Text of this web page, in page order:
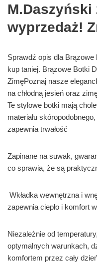
M.Daszyński
wyprzedaż!
Sprawdź opis dla
kup taniej. Brązowe Botki
ZimęPoznaj nasze
na chłodną jesień oraz
Te stylowe botki mają
materiału
zapewnia trwałość
Zapinane na suwak,
co sprawia, że są
Wkładka wewnętrzna i
zapewnia ciepło i komfort
Niezależnie od
optymalnych warunkach,
komfortem przez cały